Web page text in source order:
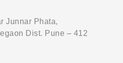
Junnar Phata,
Dist. Pune – 412